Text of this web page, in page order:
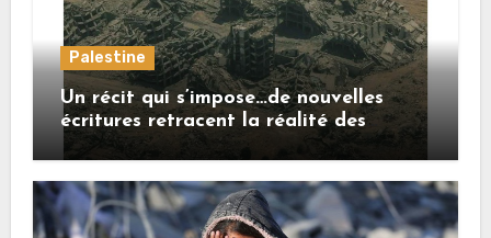
Palestine
Un récit qui s’impose…de nouvelles
écritures retracent la réalité des
crimes sionistes à Gaza